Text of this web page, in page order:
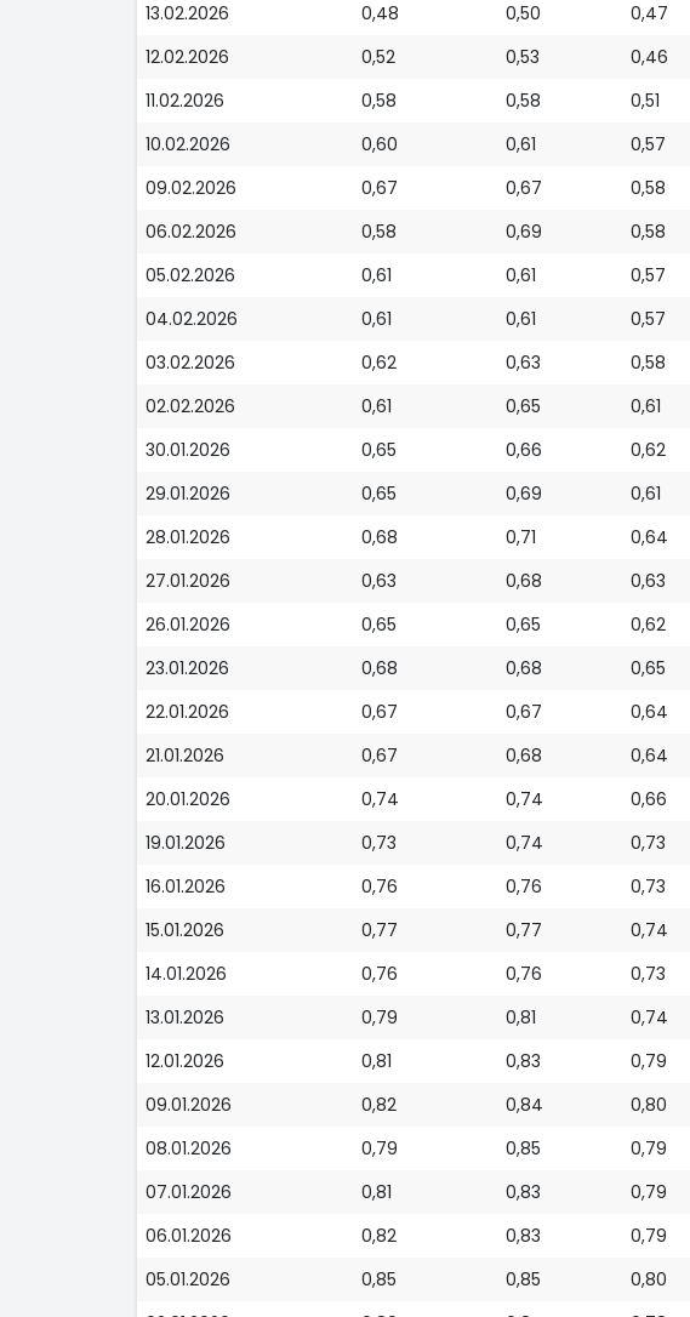
13.02.2026
0,48 0,50 0,47
12.02.2026
0,52 0,53 0,46
11.02.2026
0,58 0,58 0,51
10.02.2026
0,60 0,61 0,57
09.02.2026
0,67 0,67 0,58
06.02.2026
0,58 0,69 0,58
05.02.2026
0,61 0,61 0,57
04.02.2026
0,61 0,61 0,57
03.02.2026
0,62 0,63 0,58
02.02.2026
0,61 0,65 0,61
30.01.2026
0,65 0,66 0,62
29.01.2026
0,65 0,69 0,61
28.01.2026
0,68 0,71 0,64
27.01.2026
0,63 0,68 0,63
26.01.2026
0,65 0,65 0,62
23.01.2026
0,68 0,68 0,65
22.01.2026
0,67 0,67 0,64
21.01.2026
0,67 0,68 0,64
20.01.2026
0,74 0,74 0,66
19.01.2026
0,73 0,74 0,73
16.01.2026
0,76 0,76 0,73
15.01.2026
0,77 0,77 0,74
14.01.2026
0,76 0,76 0,73
13.01.2026
0,79 0,81 0,74
12.01.2026
0,81 0,83 0,79
09.01.2026
0,82 0,84 0,80
08.01.2026
0,79 0,85 0,79
07.01.2026
0,81 0,83 0,79
06.01.2026
0,82 0,83 0,79
05.01.2026
0,85 0,85 0,80